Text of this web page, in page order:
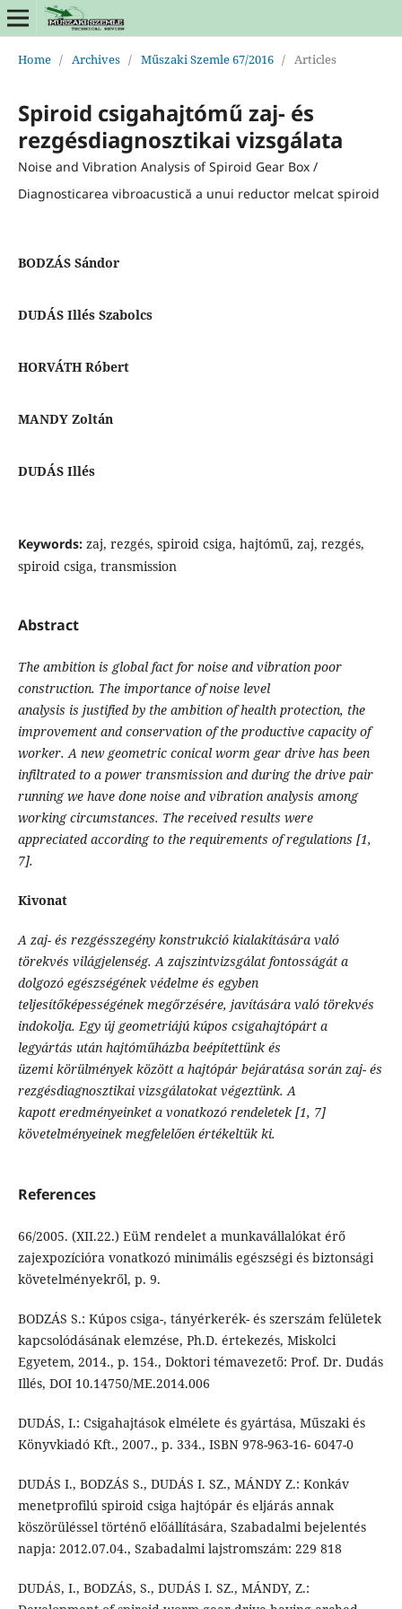
Home / Archives / Műszaki Szemle 67/2016 / Articles
Spiroid csigahajtómű zaj- és
rezgésdiagnosztikai vizsgálata
Noise and Vibration Analysis of Spiroid Gear Box /
Diagnosticarea vibroacustică a unui reductor melcat spiroid
BODZÁS Sándor
DUDÁS Illés Szabolcs
HORVÁTH Róbert
MANDY Zoltán
DUDÁS Illés
Keywords: zaj, rezgés, spiroid csiga, hajtómű, zaj, rezgés,
spiroid csiga, transmission
Abstract
The ambition is global fact for noise and vibration poor
construction. The importance of noise level
analysis is justified by the ambition of health protection, the
improvement and conservation of the productive capacity of
worker. A new geometric conical worm gear drive has been
infiltrated to a power transmission and during the drive pair
running we have done noise and vibration analysis among
working circumstances. The received results were
appreciated according to the requirements of regulations [1,
7].
Kivonat
A zaj- és rezgésszegény konstrukció kialakítására való
törekvés világjelenség. A zajszintvizsgálat fontosságát a
dolgozó egészségének védelme és egyben
teljesítőképességének megőrzésére, javítására való törekvés
indokolja. Egy új geometriájú kúpos csigahajtópárt a
legyártás után hajtóműházba beépítettünk és
üzemi körülmények között a hajtópár bejáratása során zaj- és
rezgésdiagnosztikai vizsgálatokat végeztünk. A
kapott eredményeinket a vonatkozó rendeletek [1, 7]
követelményeinek megfelelően értékeltük ki.
References
66/2005. (XII.22.) EüM rendelet a munkavállalókat érő
zajexpozícióra vonatkozó minimális egészségi és biztonsági
követelményekről, p. 9.
BODZÁS S.: Kúpos csiga-, tányérkerék- és szerszám felületek
kapcsolódásának elemzése, Ph.D. értekezés, Miskolci
Egyetem, 2014., p. 154., Doktori témavezető: Prof. Dr. Dudás
Illés, DOI 10.14750/ME.2014.006
DUDÁS, I.: Csigahajtások elmélete és gyártása, Műszaki és
Könyvkiadó Kft., 2007., p. 334., ISBN 978-963-16- 6047-0
DUDÁS I., BODZÁS S., DUDÁS I. SZ., MÁNDY Z.: Konkáv
menetprofilú spiroid csiga hajtópár és eljárás annak
köszörüléssel történő előállítására, Szabadalmi bejelentés
napja: 2012.07.04., Szabadalmi lajstromszám: 229 818
DUDÁS, I., BODZÁS, S., DUDÁS I. SZ., MÁNDY, Z.: